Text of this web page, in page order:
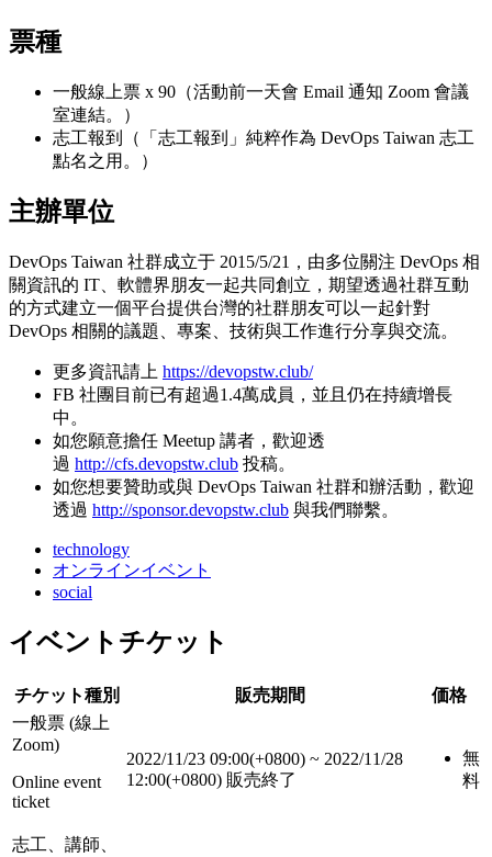
票種
一般線上票 x 90（活動前一天會 Email 通知 Zoom 會議
室連結。）
志工報到（「志工報到」純粹作為 DevOps Taiwan 志工
點名之用。）
主辦單位
DevOps Taiwan 社群成立于 2015/5/21，由多位關注 DevOps 相
關資訊的 IT、軟體界朋友一起共同創立，期望透過社群互動
的方式建立一個平台提供台灣的社群朋友可以一起針對
DevOps 相關的議題、專案、技術與工作進行分享與交流。
更多資訊請上 https://devopstw.club/
FB 社團目前已有超過1.4萬成員，並且仍在持續增長
中。
如您願意擔任 Meetup 講者，歡迎透
過 http://cfs.devopstw.club 投稿。
如您想要贊助或與 DevOps Taiwan 社群和辦活動，歡迎
透過 http://sponsor.devopstw.club 與我們聯繫。
technology
オンラインイベント
social
イベントチケット
チケット種別 販売期間
価格
一般票 (線上
Zoom)
Online event
ticket
2022/11/23 09:00(+0800) ~ 2022/11/28
12:00(+0800) 販売終了
無
料
志工、講師、